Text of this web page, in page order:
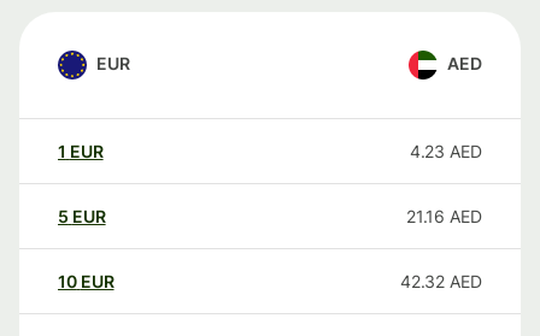
EUR AED
1 EUR 4.23 AED
5 EUR 21.16 AED
10 EUR 42.32 AED